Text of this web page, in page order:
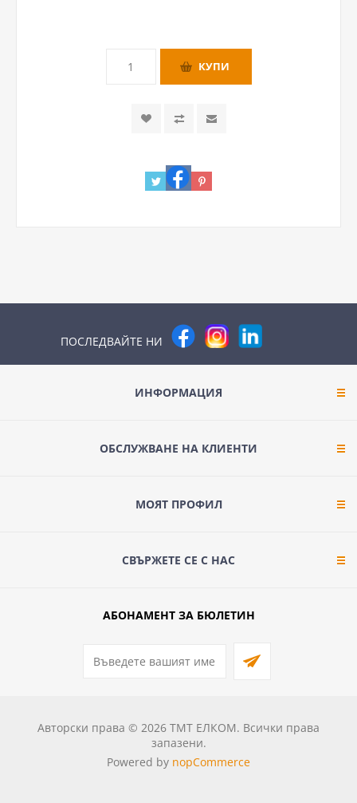
ПОСЛЕДВАЙТЕ НИ
ИНФОРМАЦИЯ
ОБСЛУЖВАНЕ НА КЛИЕНТИ
МОЯТ ПРОФИЛ
СВЪРЖЕТЕ СЕ С НАС
АБОНАМЕНТ ЗА БЮЛЕТИН
Авторски права © 2026 ТМТ ЕЛКОМ. Всички права
запазени.
Powered by nopCommerce